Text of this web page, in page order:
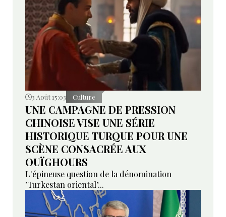
3 Août 15:03 Culture
UNE CAMPAGNE DE PRESSION
CHINOISE VISE UNE SÉRIE
HISTORIQUE TURQUE POUR UNE
SCÈNE CONSACRÉE AUX
OUÏGHOURS
L'épineuse question de la dénomination
"Turkestan oriental"...